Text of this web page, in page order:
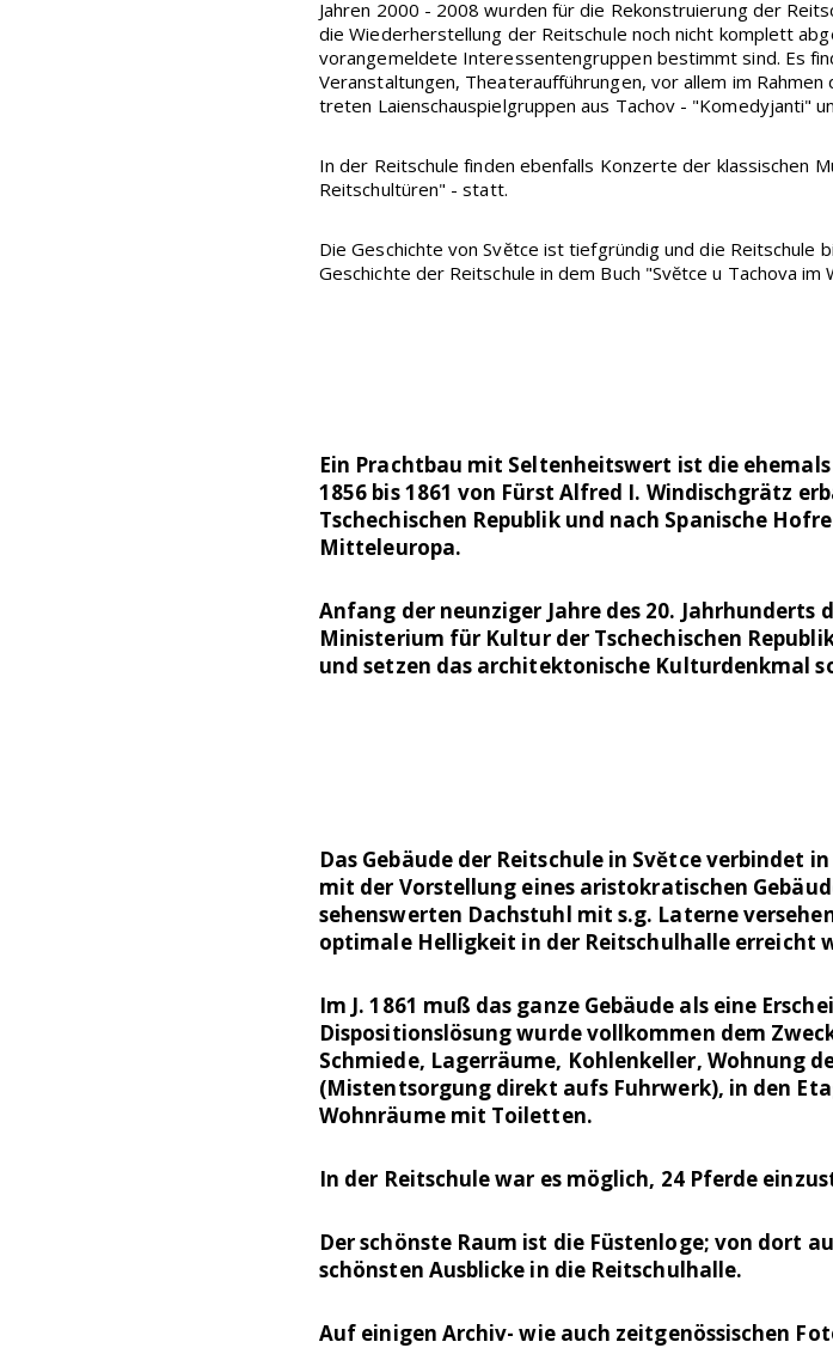
Jahren 2000 - 2008 wurden für die Rekonstruierung der
die Wiederherstellung der Reitschule noch nicht komplett
vorangemeldete Interessentengruppen bestimmt sind. Es
Veranstaltungen, Theateraufführungen, vor allem im
treten Laienschauspielgruppen aus Tachov - "Komedyjanti"
In der Reitschule finden ebenfalls Konzerte der klassischen
Reitschultüren" - statt.
Die Geschichte von Svĕtce ist tiefgründig und die Reitschule
Geschichte der Reitschule in dem Buch "Svĕtce u Tachova
Ein Prachtbau mit Seltenheitswert ist die
1856 bis 1861 von Fürst Alfred I. Windischgrätz
Tschechischen Republik und nach Spanische
Mitteleuropa.
Anfang der neunziger Jahre des 20.
Ministerium für Kultur der Tschechischen
und setzen das architektonische Kulturdenkmal
Das Gebäude der Reitschule in Svĕtce verbindet
mit der Vorstellung eines aristokratischen
sehenswerten Dachstuhl mit s.g. Laterne
optimale Helligkeit in der Reitschulhalle erreicht
Im J. 1861 muß das ganze Gebäude als eine
Dispositionslösung wurde vollkommen dem
Schmiede, Lagerräume, Kohlenkeller, Wohnung
(Mistentsorgung direkt aufs Fuhrwerk), in den
Wohnräume mit Toiletten.
In der Reitschule war es möglich, 24 Pferde
Der schönste Raum ist die Füstenloge; von dort
schönsten Ausblicke in die Reitschulhalle.
Auf einigen Archiv- wie auch zeitgenössischen